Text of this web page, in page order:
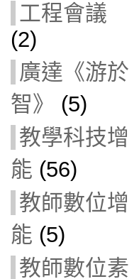
工程會議
(2)
廣達《游於
智》
(5)
教學科技增
能 (56)
教師數位增
能 (5)
教師數位素